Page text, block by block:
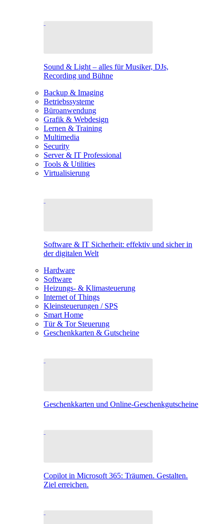
Sound & Light – alles für Musiker, DJs,
Recording und Bühne
Backup & Imaging
Betriebssysteme
Büroanwendung
Grafik & Webdesign
Lernen & Training
Multimedia
Security
Server & IT Professional
Tools & Utilities
Virtualisierung
Software & IT Sicherheit: effektiv und sicher in
der digitalen Welt
Hardware
Software
Heizungs- & Klimasteuerung
Internet of Things
Kleinsteuerungen / SPS
Smart Home
Tür & Tor Steuerung
Geschenkkarten & Gutscheine
Geschenkkarten und Online-Geschenkgutscheine
Copilot in Microsoft 365: Träumen. Gestalten.
Ziel erreichen.